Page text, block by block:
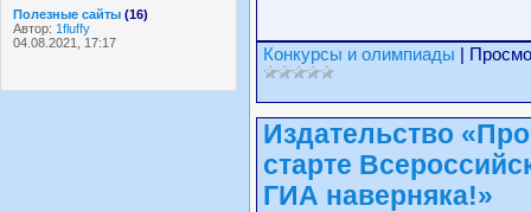
Полезные сайты (16)
Автор: 1fluffy
04.08.2021, 17:17
Конкурсы и олимпиады |
Издательство
старте
ГИА наверняка!»